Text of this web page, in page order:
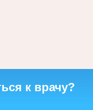
к врачу?